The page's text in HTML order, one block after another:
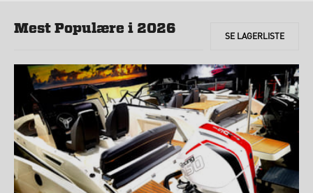
Mest Populære i 2026
SE LAGERLISTE